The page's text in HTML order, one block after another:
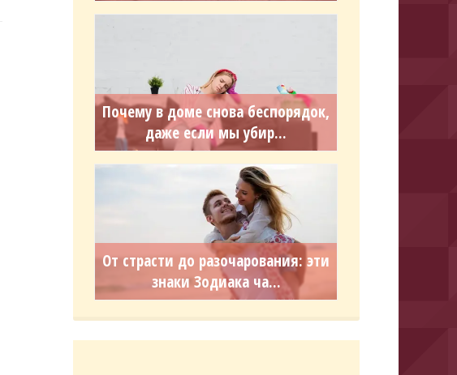
Почему в доме снова беспорядок,
даже если мы убир...
От страсти до разочарования: эти
знаки Зодиака ча...